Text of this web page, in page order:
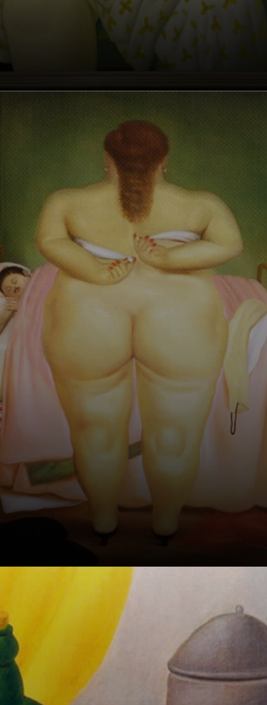
Botero a été
influencé par des
peintres comme
Paul Gauguin,
Diego Rivera et
José Clemente
Orozco, grâce à
des livres et des
reproductions.